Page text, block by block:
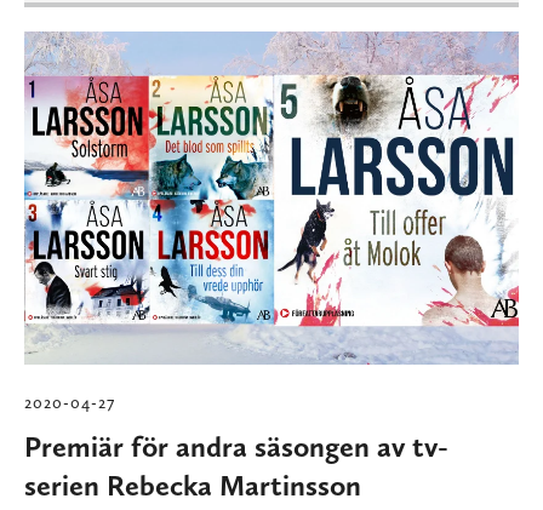
2020-04-27
Premiär för andra säsongen av tv-
serien Rebecka Martinsson